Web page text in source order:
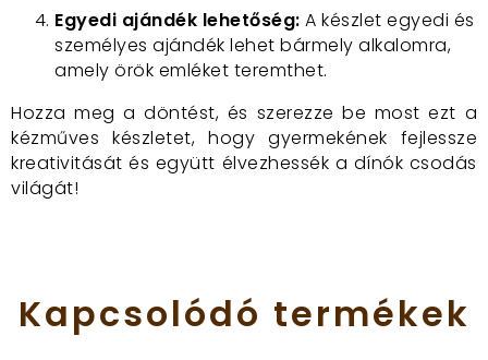
Egyedi ajándék lehetőség: A készlet egyedi és
személyes ajándék lehet bármely alkalomra,
amely örök emléket teremthet.
Hozza meg a döntést, és szerezze be most ezt a
kézműves készletet, hogy gyermekének fejlessze
kreativitását és együtt élvezhessék a dínók csodás
világát!
Kapcsolódó termékek